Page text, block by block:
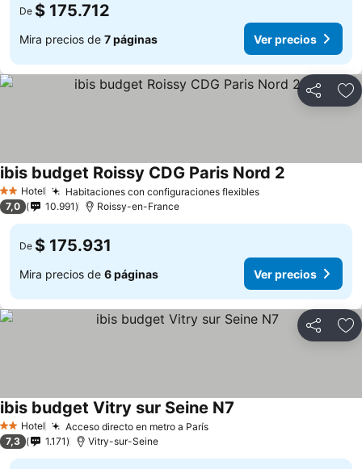
De $ 175.712
Mira precios de 7 páginas Ver precios
Compartir
2 Estrellas
Hotel Habitaciones con configuraciones flexibles
ibis budget Roissy CDG Paris Nord 2
7,0 10.991 Roissy-en-France
De $ 175.931
Mira precios de 6 páginas Ver precios
Compartir
2 Estrellas
Hotel Acceso directo en metro a París
ibis budget Vitry sur Seine N7
7,3 1.171 Vitry-sur-Seine